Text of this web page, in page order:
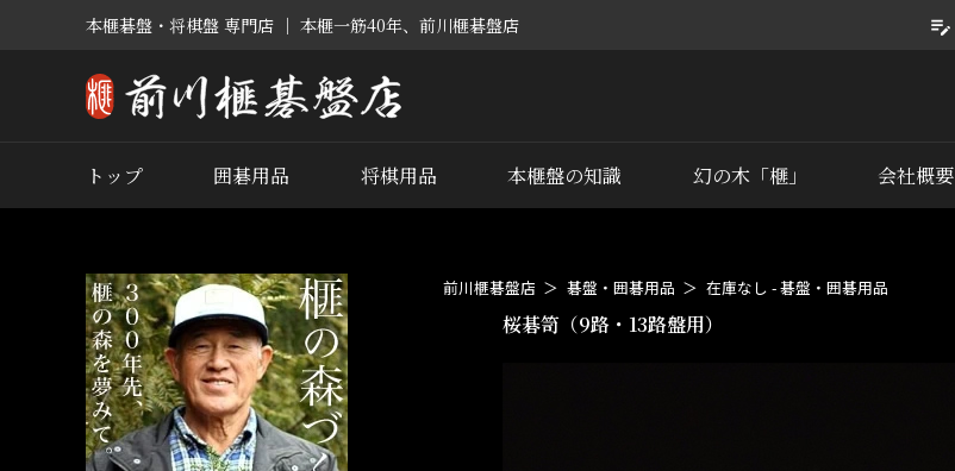
本榧碁盤・将棋盤 専門店 ｜ 本榧一筋40年、前川榧碁盤店
トップ 囲碁用品 将棋用品 本榧盤の知識 幻の木「榧」 会社概要
前川榧碁盤店 碁盤・囲碁用品 在庫なし - 碁盤・囲碁用品
桜碁笥（9路・13路盤用）